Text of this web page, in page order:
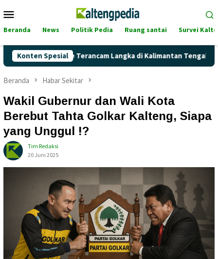
ke
Mobile
Beranda News Politik Pedia Ruang santai Survei
Konten Spesial
Terancam Langka di Kalimantan Tengah?
Beranda Habar Sekitar
Wakil Gubernur dan Wali Kota
Berebut Tahta Golkar Kalteng, Siapa
yang Unggul !?
Tim Redaksi
20 Juni 2025